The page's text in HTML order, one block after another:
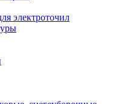
электроточил